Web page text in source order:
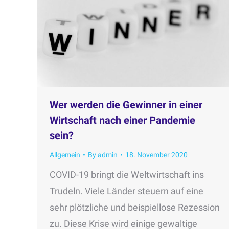
Wer werden die Gewinner in einer
Wirtschaft nach einer Pandemie
sein?
Allgemein Byadmin 18. November 2020
COVID-19 bringt die Weltwirtschaft ins
Trudeln. Viele Länder steuern auf eine
sehr plötzliche und beispiellose Rezession
zu. Diese Krise wird einige gewaltige